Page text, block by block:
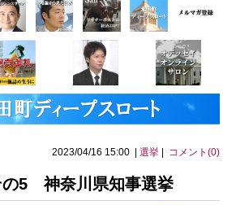
2023/04/16 15:00 | 選挙 コメント(0)
の5 神奈川県知事選挙